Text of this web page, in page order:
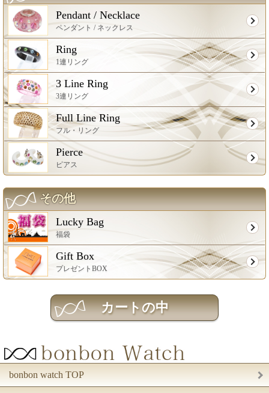
Pendant / Necklace
ペンダント / ネックレス
Ring
1連リング
3 Line Ring
3連リング
Full Line Ring
フル・リング
Pierce
ピアス
その他
Lucky Bag
福袋
Gift Box
プレゼントBOX
bonbon watch TOP